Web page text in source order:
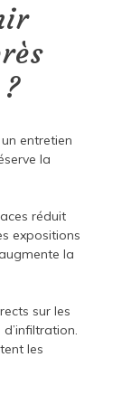
entretien
la
réduit
expositions
la
sur les
les